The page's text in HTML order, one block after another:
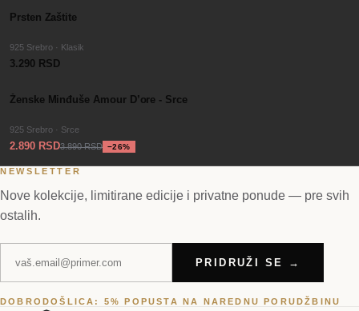
Prsten Zaštite
925 Srebro · Klasik
3.290 RSD
−26%
SALE
Ženske Minđuše Amour D’ore - Srce
925 Srebro · Srce
2.890 RSD3.890 RSD −26%
NEWSLETTER
Nove kolekcije, limitirane edicije i privatne ponude — pre svih
ostalih.
PRIDRUŽI SE →
DOBRODOŠLICA: 5% POPUSTA NA NAREDNU PORUDŽBINU